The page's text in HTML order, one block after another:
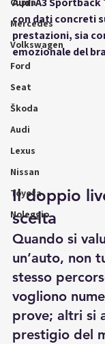
Mercedes
Volkswagen
Ford
Seat
Škoda
Audi
Lexus
Nissan
Toyota
Noleggio
con dati concreti
prestazioni, sia
emozionale del
Il doppio
scelta
Quando si
un’auto, non
stesso
vogliono
prove; altri si
prestigio del